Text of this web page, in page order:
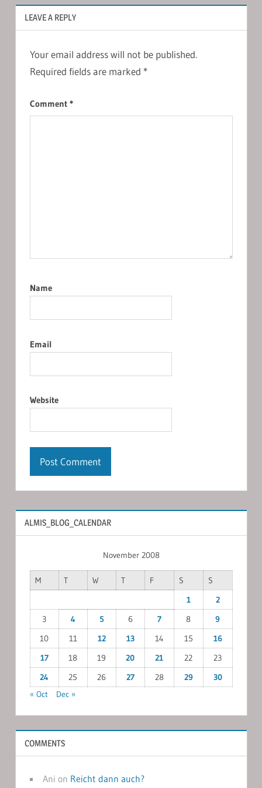
LEAVE A REPLY
Your email address will not be published.
Required fields are marked *
Comment *
Name
Email
Website
ALMIS_BLOG_CALENDAR
November 2008
M T W T F S
S
1
2
3
4 5 6 7 8
9
10
11 12 13 14 15
16
17
18 19 20 21 22
23
24
25 26 27 28 29
30
« Oct
Dec »
COMMENTS
Ani on Reicht dann auch?